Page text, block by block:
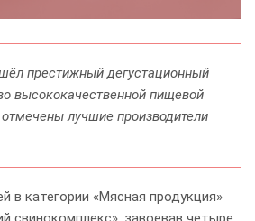
престижный дегустационный
высококачественной пищевой
лучшие производители
в категории «Мясная продукция»